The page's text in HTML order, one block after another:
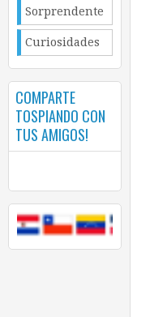
Sorprendente
Curiosidades
COMPARTE
TOSPIANDO CON
TUS AMIGOS!